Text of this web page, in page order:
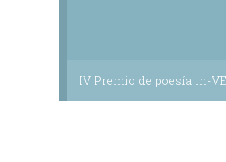
IV Premio de poesía in-